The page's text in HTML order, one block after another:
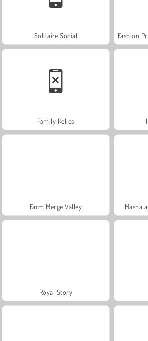
Solitaire Social
Family Relics
Farm Merge Valley Masha
Royal Story